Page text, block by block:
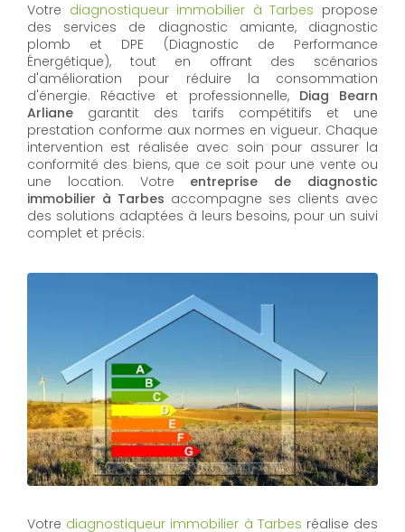
Votre diagnostiqueur immobilier à Tarbes propose
des services de diagnostic amiante, diagnostic
plomb et DPE (Diagnostic de Performance
Énergétique), tout en offrant des scénarios
d'amélioration pour réduire la consommation
d'énergie. Réactive et professionnelle, Diag Bearn
Arliane garantit des tarifs compétitifs et une
prestation conforme aux normes en vigueur. Chaque
intervention est réalisée avec soin pour assurer la
conformité des biens, que ce soit pour une vente ou
une location. Votre entreprise de diagnostic
immobilier à Tarbes accompagne ses clients avec
des solutions adaptées à leurs besoins, pour un suivi
complet et précis.
Votre diagnostiqueur immobilier à Tarbes réalise des